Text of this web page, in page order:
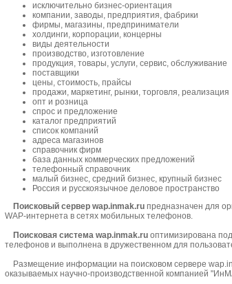
исключительно бизнес-ориентация
компании, заводы, предприятия, фабрики
фирмы, магазины, предприниматели
холдинги, корпорации, концерны
виды деятельности
производство, изготовление
продукция, товары, услуги, сервис, обслуживание
поставщики
цены, стоимость, прайсы
продажи, маркетинг, рынки, торговля, реализация
опт и розница
спрос и предложение
каталог предприятий
список компаний
адреса магазинов
справочник фирм
база данных коммерческих предложений
телефонный справочник
малый бизнес, средний бизнес, крупный бизнес
Россия и русскоязычное деловое пространство
Поисковый сервер wap.inmak.ru предназначен для
WAP-интернета в сетях мобильных телефонов.
Поисковая система wap.inmak.ru оптимизирована
телефонов и выполнена в дружественном для
Размещение информации на поисковом сервере
оказываемых научно-производственной компанией